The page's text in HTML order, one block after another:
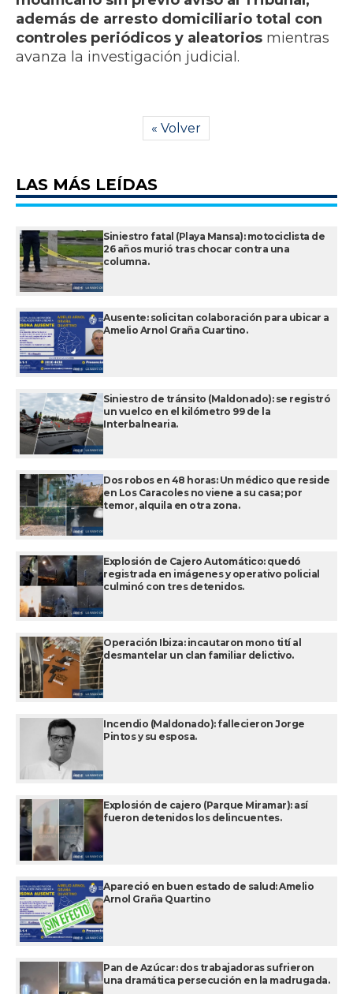
además de arresto domiciliario total con
controles periódicos y aleatorios mientras
avanza la investigación judicial.
« Volver
LAS MÁS LEÍDAS
Siniestro fatal (Playa Mansa): motociclista de
26 años murió tras chocar contra una
columna.
Ausente: solicitan colaboración para ubicar a
Amelio Arnol Graña Cuartino.
Siniestro de tránsito (Maldonado): se registró
un vuelco en el kilómetro 99 de la
Interbalnearia.
Dos robos en 48 horas: Un médico que reside
en Los Caracoles no viene a su casa; por
temor, alquila en otra zona.
Explosión de Cajero Automático: quedó
registrada en imágenes y operativo policial
culminó con tres detenidos.
Operación Ibiza: incautaron mono tití al
desmantelar un clan familiar delictivo.
Incendio (Maldonado): fallecieron Jorge
Pintos y su esposa.
Explosión de cajero (Parque Miramar): así
fueron detenidos los delincuentes.
Apareció en buen estado de salud: Amelio
Arnol Graña Quartino
Pan de Azúcar: dos trabajadoras sufrieron
una dramática persecución en la madrugada.